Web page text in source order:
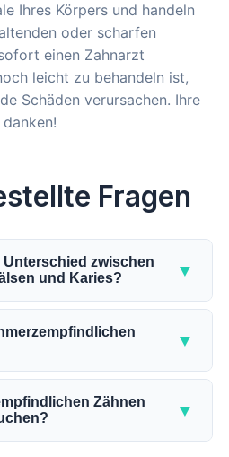
Ihres Körpers und handeln
oder scharfen
einen Zahnarzt
leicht zu behandeln ist,
Schäden verursachen. Ihre
Fragen
zwischen
und Karies?
▼
entstehen, wenn sich das
und das empfindliche
oft zu unangenehmen
besonders bei
süßen oder sauren
oder Stechen wird
Nerven in den
▼
können wirklich
es gibt einige einfache
können, die Beschwerden
Zähnen
▼